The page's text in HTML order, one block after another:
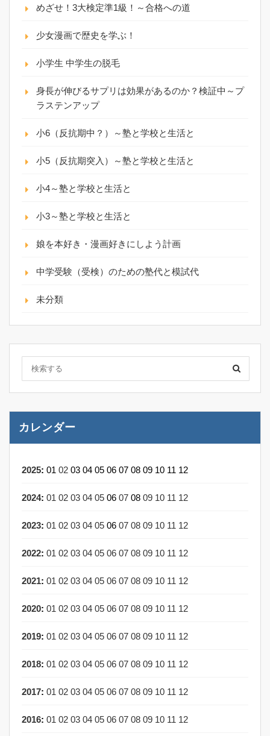
めざせ！3大検定準1級！～合格への道
少女漫画で歴史を学ぶ！
小学生 中学生の脱毛
身長が伸びるサプリは効果があるのか？検証中～プ
ラステンアップ
小6（反抗期中？）～塾と学校と生活と
小5（反抗期突入）～塾と学校と生活と
小4～塾と学校と生活と
小3～塾と学校と生活と
娘を本好き・漫画好きにしよう計画
中学受験（受検）のための塾代と模試代
未分類
カレンダー
2025: 01 02 03 04 05 06 07 08 09 10 11 12
2024: 01 02 03 04 05 06 07 08 09 10 11 12
2023: 01 02 03 04 05 06 07 08 09 10 11 12
2022: 01 02 03 04 05 06 07 08 09 10 11 12
2021: 01 02 03 04 05 06 07 08 09 10 11 12
2020: 01 02 03 04 05 06 07 08 09 10 11 12
2019: 01 02 03 04 05 06 07 08 09 10 11 12
2018: 01 02 03 04 05 06 07 08 09 10 11 12
2017: 01 02 03 04 05 06 07 08 09 10 11 12
2016: 01 02 03 04 05 06 07 08 09 10 11 12